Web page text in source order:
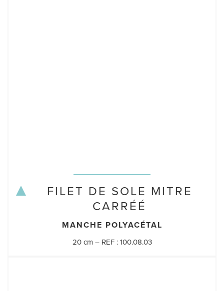
FILET DE SOLE MITRE
CARRÉÉ
MANCHE POLYACÉTAL
20 cm – REF : 100.08.03